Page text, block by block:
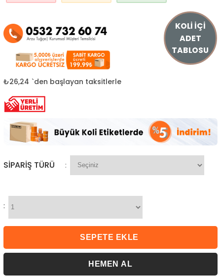
₺26,24 `den başlayan taksitlerle
SIPARIŞ TÜRÜ :
:
KOLİ İÇİ
ADET
TABLOSU